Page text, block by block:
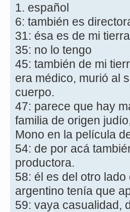
1. español
6: también es
31: ésa es de mi
35: no lo tengo
45: también de mi
era médico, murió al
cuerpo.
47: parece que hay
familia de origen
Mono en la película
54: de por acá
productora.
58: él es del otro
argentino tenía que
59: vaya casualidad,